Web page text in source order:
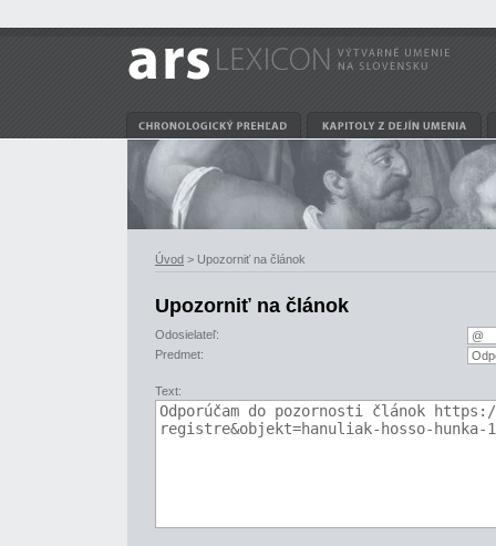
Úvod > Upozorniť na článok
Upozorniť na článok
Odosielateľ:
Predmet:
Text: